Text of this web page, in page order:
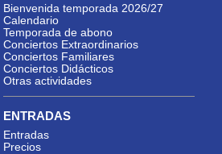
Bienvenida temporada 2026/27
Calendario
Temporada de abono
Conciertos Extraordinarios
Conciertos Familiares
Conciertos Didácticos
Otras actividades
ENTRADAS
Entradas
Precios